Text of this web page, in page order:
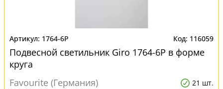
1764-6P 116059
Подвесной светильник Giro 1764-6P в форме
круга
Favourite (Германия)
21 шт.